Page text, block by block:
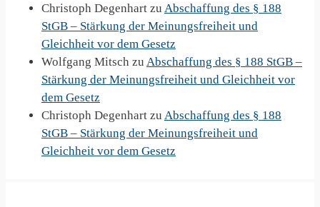
Christoph Degenhart zu Abschaffung des § 188
StGB – Stärkung der Meinungsfreiheit und
Gleichheit vor dem Gesetz
Wolfgang Mitsch zu Abschaffung des § 188 StGB –
Stärkung der Meinungsfreiheit und Gleichheit vor
dem Gesetz
Christoph Degenhart zu Abschaffung des § 188
StGB – Stärkung der Meinungsfreiheit und
Gleichheit vor dem Gesetz